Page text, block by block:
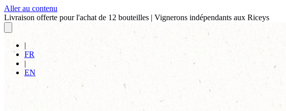
Aller au contenu
Livraison offerte pour l'achat de 12 bouteilles | Vignerons indépendants aux Riceys
|
FR
|
EN